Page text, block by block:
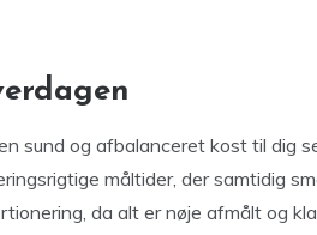
sund og afbalanceret kost til dig
måltider, der samtidig
da alt er nøje afmålt og